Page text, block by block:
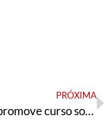
PRÓXIMA
ELAHP promove curso sobre o SUS